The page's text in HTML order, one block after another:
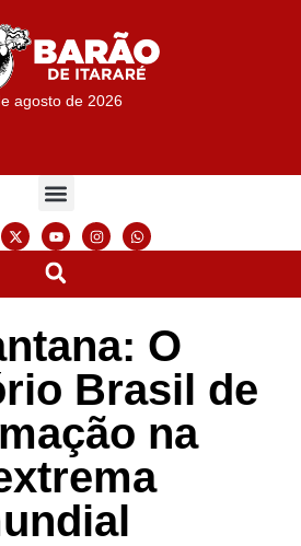
agosto de 2026
O
Brasil de
na